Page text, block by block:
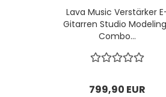
Lava Music Verstärker
Gitarren Studio
Combo...
799,90 EUR